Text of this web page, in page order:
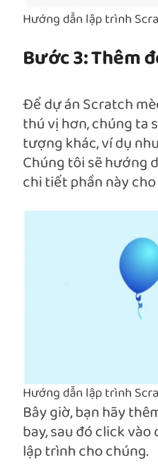
Hướng dẫn lập trình
Bước 3: Thêm
Để dự án Scratch
thú vị hơn, chúng ta
tượng khác, ví dụ
Chúng tôi sẽ hướng
chi tiết phần này
Hướng dẫn lập trình
Bây giờ, bạn hãy
bay, sau đó click
lập trình cho chúng.